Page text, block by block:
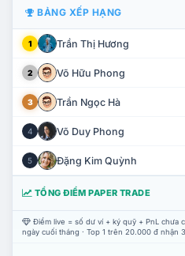
BẢNG XẾP HẠNG
1 Trần Thị Hương
2 Võ Hữu Phong
3 Trần Ngọc Hà
4 Võ Duy Phong
5 Đặng Kim Quỳnh
TỔNG ĐIỂM PAPER TRADE
Điểm live = số dư ví + ký quỹ + PnL chưa
ngày cuối tháng · Top 1 trên 20.000 đ nhận